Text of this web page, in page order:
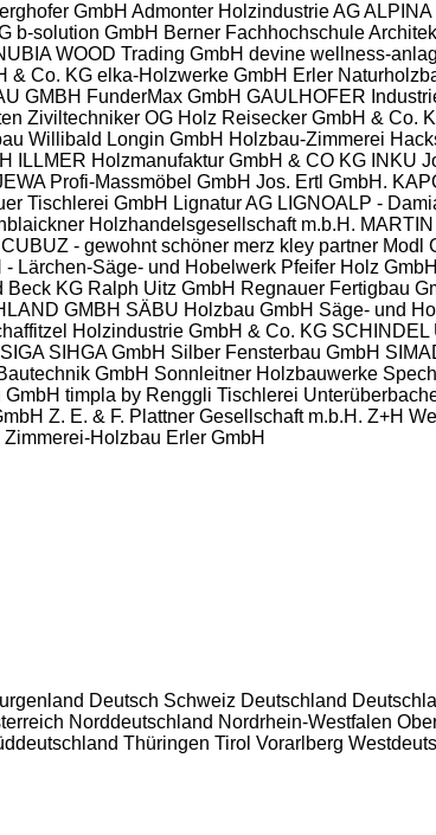
GmbH Admonter Holzindustrie AGALPINA
b-solution GmbH Berner Fachhochschule
WOOD Trading GmbH devine wellness-
& Co. KG elka-Holzwerke GmbH Erler
GMBH FunderMax GmbH GAULHOFER
Ziviltechniker OG Holz Reisecker GmbH & Co.
Willibald Longin GmbH Holzbau-Zimmerei
ILLMER Holzmanufaktur GmbH & CO KG
INKU
Profi-Massmöbel GmbH Jos. Ertl GmbH.
Tischlerei GmbH Lignatur AG LIGNOALP -
Holzhandelsgesellschaft m.b.H.
- gewohnt schöner merz kley partner Modl
- Lärchen-Säge- und Hobelwerk Pfeifer Holz
Beck KG Ralph Uitz GmbH Regnauer Fertigbau
GMBH SÄBU Holzbau GmbH Säge- und
Holzindustrie GmbH & Co. KG SCHINDEL
SIGA SIHGA GmbH Silber Fensterbau GmbH
GmbH Sonnleitner Holzbauwerke
timpla by Renggli Tischlerei
Z. E. & F. Plattner Gesellschaft m.b.H. Z+H
Zimmerei-Holzbau Erler GmbH
Deutsch Schweiz Deutschland
Norddeutschland Nordrhein-Westfalen
Thüringen Tirol Vorarlberg